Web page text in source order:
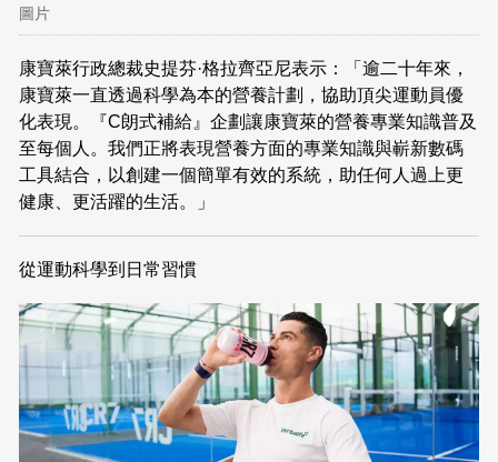
圖片
康寶萊行政總裁史提芬·格拉齊亞尼表示：「逾二十年來，
康寶萊一直透過科學為本的營養計劃，協助頂尖運動員優
化表現。『C朗式補給』企劃讓康寶萊的營養專業知識普及
至每個人。我們正將表現營養方面的專業知識與嶄新數碼
工具結合，以創建一個簡單有效的系統，助任何人過上更
健康、更活躍的生活。」
從運動科學到日常習慣